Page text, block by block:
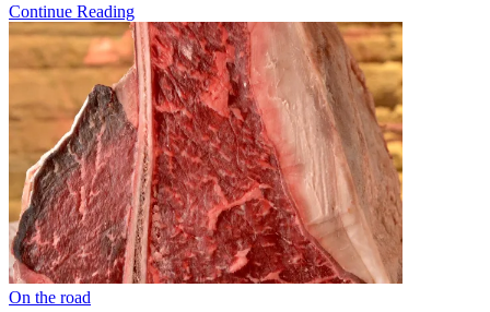
Continue Reading
On the road